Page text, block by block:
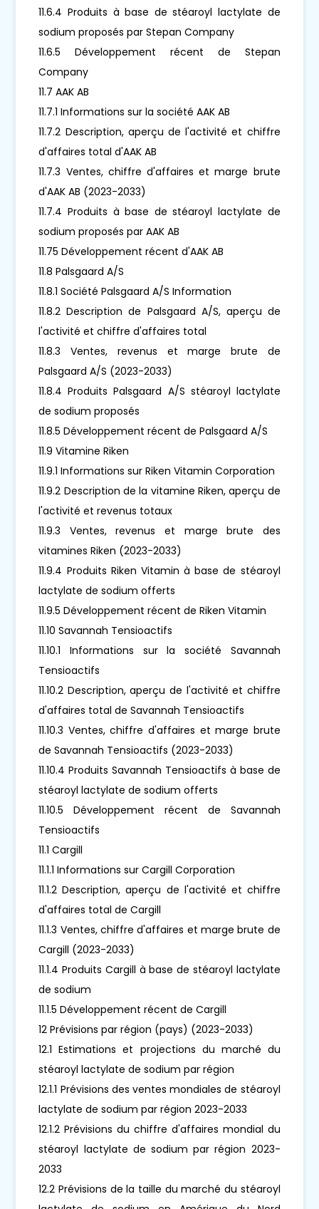
11.6.4 Produits à base de stéaroyl lactylate de
sodium proposés par Stepan Company
11.6.5 Développement récent de Stepan
Company
11.7 AAK AB
11.7.1 Informations sur la société AAK AB
11.7.2 Description, aperçu de l'activité et chiffre
d'affaires total d'AAK AB
11.7.3 Ventes, chiffre d'affaires et marge brute
d'AAK AB (2023-2033)
11.7.4 Produits à base de stéaroyl lactylate de
sodium proposés par AAK AB
11.75 Développement récent d'AAK AB
11.8 Palsgaard A/S
11.8.1 Société Palsgaard A/S Information
11.8.2 Description de Palsgaard A/S, aperçu de
l'activité et chiffre d'affaires total
11.8.3 Ventes, revenus et marge brute de
Palsgaard A/S (2023-2033)
11.8.4 Produits Palsgaard A/S stéaroyl lactylate
de sodium proposés
11.8.5 Développement récent de Palsgaard A/S
11.9 Vitamine Riken
11.9.1 Informations sur Riken Vitamin Corporation
11.9.2 Description de la vitamine Riken, aperçu de
l'activité et revenus totaux
11.9.3 Ventes, revenus et marge brute des
vitamines Riken (2023-2033)
11.9.4 Produits Riken Vitamin à base de stéaroyl
lactylate de sodium offerts
11.9.5 Développement récent de Riken Vitamin
11.10 Savannah Tensioactifs
11.10.1 Informations sur la société Savannah
Tensioactifs
11.10.2 Description, aperçu de l'activité et chiffre
d'affaires total de Savannah Tensioactifs
11.10.3 Ventes, chiffre d'affaires et marge brute
de Savannah Tensioactifs (2023-2033)
11.10.4 Produits Savannah Tensioactifs à base de
stéaroyl lactylate de sodium offerts
11.10.5 Développement récent de Savannah
Tensioactifs
11.1 Cargill
11.1.1 Informations sur Cargill Corporation
11.1.2 Description, aperçu de l'activité et chiffre
d'affaires total de Cargill
11.1.3 Ventes, chiffre d'affaires et marge brute de
Cargill (2023-2033)
11.1.4 Produits Cargill à base de stéaroyl lactylate
de sodium
11.1.5 Développement récent de Cargill
12 Prévisions par région (pays) (2023-2033)
12.1 Estimations et projections du marché du
stéaroyl lactylate de sodium par région
12.1.1 Prévisions des ventes mondiales de stéaroyl
lactylate de sodium par région 2023-2033
12.1.2 Prévisions du chiffre d'affaires mondial du
stéaroyl lactylate de sodium par région 2023-
2033
12.2 Prévisions de la taille du marché du stéaroyl